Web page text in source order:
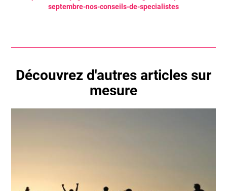
septembre-nos-conseils-de-specialistes
Découvrez d'autres articles sur
mesure